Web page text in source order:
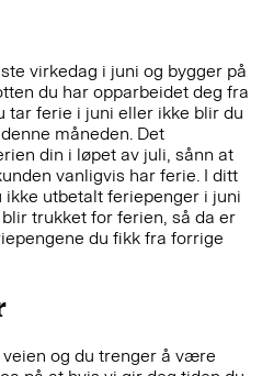
virkedag i juni og bygger på
du har opparbeidet deg fra
tar ferie i juni eller ikke blir du
måneden. Det
din i løpet av juli, sånn at
vanligvis har ferie. I ditt
utbetalt feriepenger i juni
trukket for ferien, så da er
du fikk fra forrige
og du trenger å være